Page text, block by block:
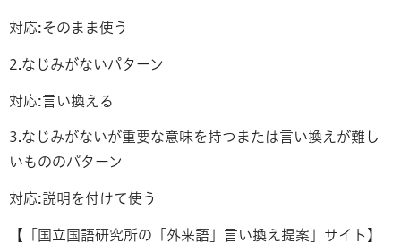
対応:そのまま使う
2.なじみがないパターン
対応:言い換える
3.なじみがないが重要な意味を持つまたは言い換えが難し
いもののパターン
対応:説明を付けて使う
【「国立国語研究所の「外来語」言い換え提案」サイト】